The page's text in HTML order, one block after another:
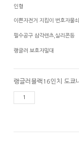
인형
이쁜자전거 지킴이 번호자물쇠
필수공구 삼각렌츠,실리콘등
랭글러 보호자밀대